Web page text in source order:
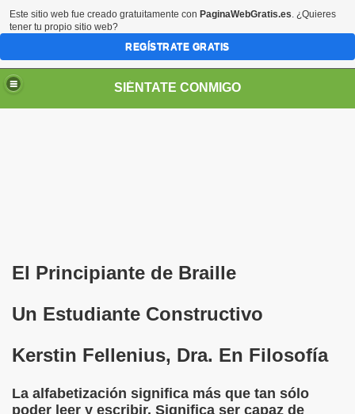
SIÉNTATE CONMIGO
El Principiante de Braille
Un Estudiante Constructivo
Kerstin Fellenius, Dra. En Filosofía
La alfabetización significa más que tan sólo
poder leer y escribir. Significa ser capaz de
(Pedro Zurita)
(grup d'Afiliats CRE ONCE Barcelona, Català y
Visual (Pedro Zurita)
los Ciegos (Pablo Madrid Herruzo)
Este sitio web fue creado gratuitamente con PaginaWebGratis.es. ¿Quieres
tener tu propio sitio web?
REGÍSTRATE GRATIS